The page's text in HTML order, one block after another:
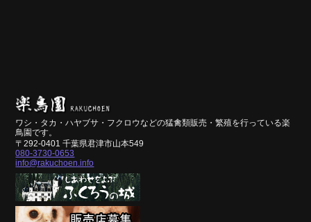
ワシ・タカ・ハヤブサ・フクロウなどの猛禽類販売・繁殖を行っている楽
鳥園です。
〒292-0401 千葉県君津市山本549
080-3730-0653
info@rakuchoen.info